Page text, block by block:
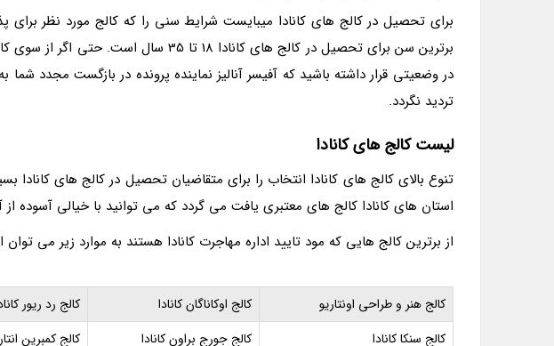
برای تحصیل در کالج های کانادا میبایست شرایط سنی را که کالج مورد نظر
برترین سن برای تحصیل در کالج های کانادا 18
در وضعیتی قرار داشته باشید که آفیسر آنالیز نماینده پرونده در بازگست مجدد
تردید نگردد.
لیست کالج های کانادا
تنوع بالای کالج های کانادا انتخاب را برای متقاضیان تحصیل در کالج های
استان های کانادا کالج های معتبری یافت می گردد که می توانید با خیالی آسوده از
از برترین کالج هایی که مود تایید اداره مهاجرت کانادا هستند به موارد زیر می توان
کالج هنر و طراحی اونتاریو کالج اوکاناگان کانادا کالج رد ریور
کالج سنکا کانادا
کالج جورج براون کانادا کالج کمبرین